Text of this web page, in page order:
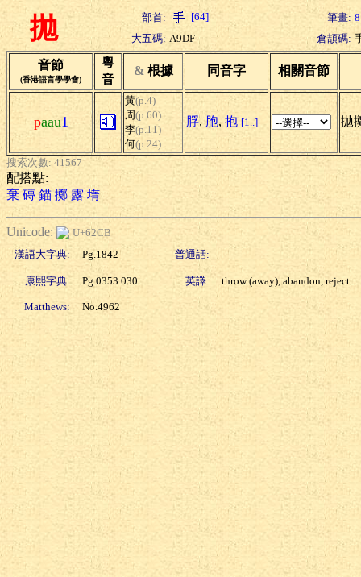
拋 部首: [64] 筆畫: 8
大五碼: A9DF 倉頡碼:
音節
(香港語言學學會)
粵
音
& 根據 同音字 相關音節
paau1
黃(p.4)
周(p.60)
李(p.11)
何(p.24)
脬, 胞, 抱 [1..] 拋
搜索次數: 41567
配搭點:
棄 磚 錨 擲 露 堶
Unicode:
U+62CB
漢語大字典:
Pg.1842 普通話:
康熙字典: Pg.0353.030 英譯: throw (away), abandon, reject
Matthews: No.4962